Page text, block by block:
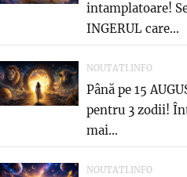
intamplatoare!
INGERUL care...
NOUTATI.INFO
Până pe 15
pentru 3 zodii!
mai...
NOUTATI.INFO